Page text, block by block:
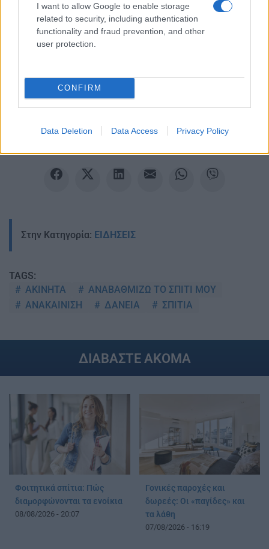
I want to allow Google to enable storage
related to security, including authentication
functionality and fraud prevention, and other
user protection.
CONFIRM
Data Deletion Data Access Privacy Policy
TελευταίεςΕιδήσεις
στοiPaideia.gr
Στην Κατηγορία: ΕΙΔΗΣΕΙΣ
TAGS:
ΑΚΙΝΗΤΑ
ΑΝΑΒΑΘΜΙΖΩ ΤΟ ΣΠΙΤΙ ΜΟΥ
ΑΝΑΚΑΙΝΙΣΗ
ΔΑΝΕΙΑ ΣΠΙΤΙΑ
ΔΙΑΒΑΣΤΕ ΑΚΟΜΑ
Φοιτητικά σπίτια: Πώς
διαμορφώνονται τα ενοίκια
08/08/2026 - 20:07
Γονικές παροχές και
δωρεές: Οι «παγίδες» και
τα λάθη
07/08/2026 - 16:19